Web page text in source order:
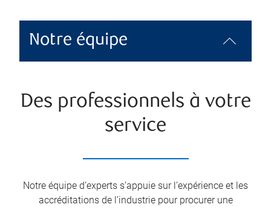
Notre équipe
Des professionnels à votre
service
Notre équipe d’experts s’appuie sur l’expérience et les
accréditations de l’industrie pour procurer une